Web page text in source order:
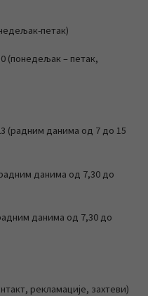
петак)
(понедељак – петак,
(радним данима од 7 до 15
данима од 7,30 до
данима од 7,30 до
рекламације, захтеви)